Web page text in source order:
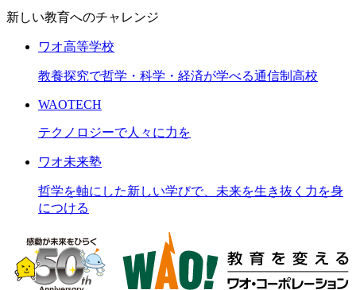
新しい教育へのチャレンジ
ワオ高等学校
教養探究で哲学・科学・経済が学べる通信制高校
WAOTECH
テクノロジーで人々に力を
ワオ未来塾
哲学を軸にした新しい学びで、未来を生き抜く力を身
につける